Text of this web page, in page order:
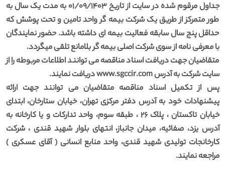
جداول مرقوم شده در سایت از تاریخ 01/09/1403 به مدت یک سال به
طور متمرکز از طریق یک شرکت بیمه گر واحد تامین و تحت پوشش که
حداقل پنج سال سابقه فعالیت بیمه ای داشته باشد. حضور نمایندگان
با معرفی نامه از سوی شرکت اصلی بیمه گر بلامانع تلقی میگردد.
متقاضیان جهت دریافت اسناد مناقصه می توانند اطلاعات مربوطه را از
سایت شرکت به آدرس www.sgccir.com دریافت نمایند.
پس از تکمیل اسناد مناقصه متقاضیان می توانند جهت ارائه
پیشنهادات خود به آدرس دفتر مرکزی تهران، خیابان ستارخان، ابتدای
خیابان تاکستان ، پلاک 26 ، طبقه سوم، واحد تدارکات و یا کارخانه به
آدرس یزد، صفائیه، میدان جانباز، انتهای بلوار شهید قندی ، شرکت
کارخانجات تولیدی شهید قندی، واحد منابع انسانی ( آقای عسکری )
مراجعه نمایند.